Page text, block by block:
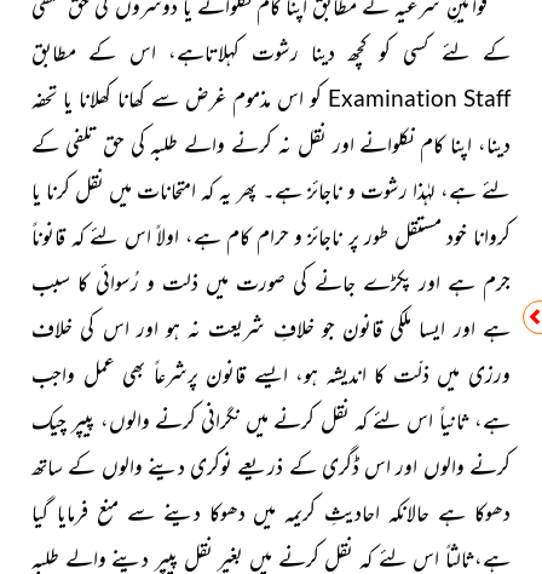
کے لئے کسی کو کچھ دینا رشوت کہلاتاہے، اس کے مطابق
Examination Staff کو اس مذموم غرض سے کھانا کھلانا یا تحفہ
دینا، اپنا کام نکلوانے اور نقل نہ کرنے والے طلبہ کی حق تلفی کے
لئے ہے، لہٰذا رشوت و ناجائز ہے۔ پھر یہ کہ امتحانات میں نقل کرنا یا
کروانا خود مستقل طور پر ناجائز و حرام کام ہے، اولاً اس لئے کہ قانوناً
جرم ہے اور پکڑے جانے کی صورت میں ذلت و رُسوائی کا سبب
ہے اور ایسا ملکی قانون جو خلافِ شریعت نہ ہو اور اس کی خلاف
ورزی میں ذلّت کا اندیشہ ہو، ایسے قانون پرشرعاً بھی عمل واجب
ہے، ثانیاً اس لئے کہ نقل کرنے میں نگرانی کرنے والوں، پیپر چیک
کرنے والوں اور اس ڈگری کے ذریعے نوکری دینے والوں کے ساتھ
دھوکا ہے حالانکہ احادیثِ کریمہ میں دھوکا دینے سے منع فرمایا گیا
ہے،ثالثاً اس لئے کہ نقل کرنے میں بغیر نقل پیپر دینے والے طلبہ